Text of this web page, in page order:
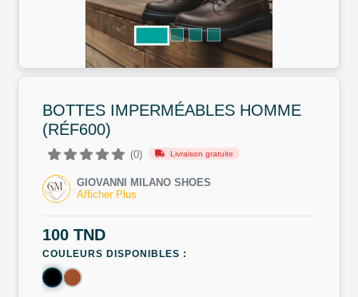
BOTTES IMPERMÉABLES HOMME
(RÉF600)
(0) Livraison gratuite
GIOVANNI MILANO SHOES
Afficher Plus
100 TND
COULEURS DISPONIBLES :